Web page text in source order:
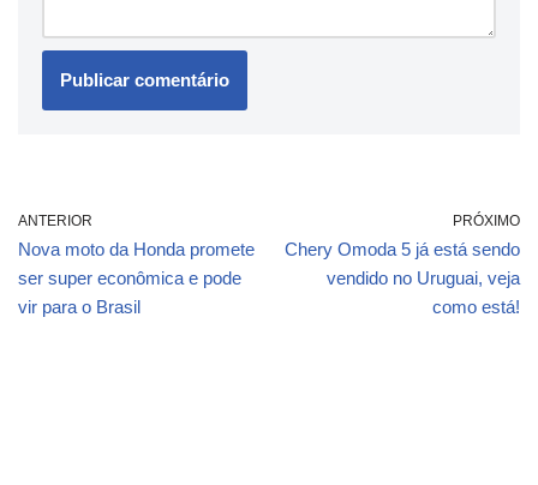
ANTERIOR
Nova moto da Honda promete
ser super econômica e pode
vir para o Brasil
PRÓXIMO
Chery Omoda 5 já está sendo
vendido no Uruguai, veja
como está!